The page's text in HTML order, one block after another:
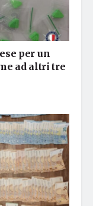
per un
ad altri tre